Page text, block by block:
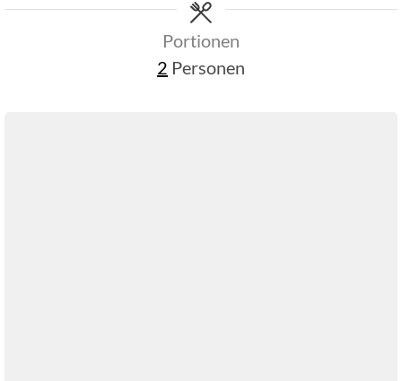
Portionen
2 Personen